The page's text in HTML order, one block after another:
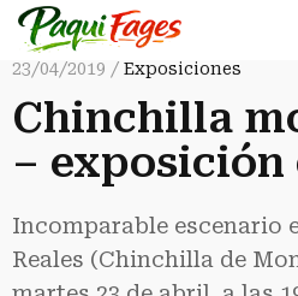
23/04/2019 / Exposiciones
Chinchilla
–
Incomparable escenario
Reales (Chinchilla de